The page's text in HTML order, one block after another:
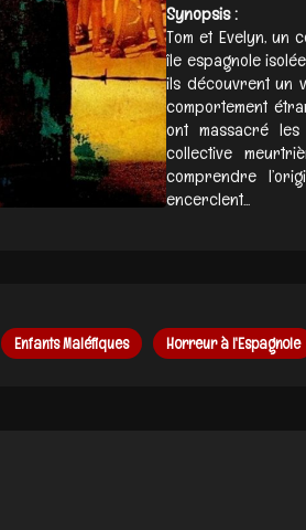
Synopsis :
Tom et Evelyn, un
île espagnole
ils découvrent un
comportement
ont massacré
collective
comprendre
encerclent...
Enfants Maléfiques Horreur à l'Espagnole